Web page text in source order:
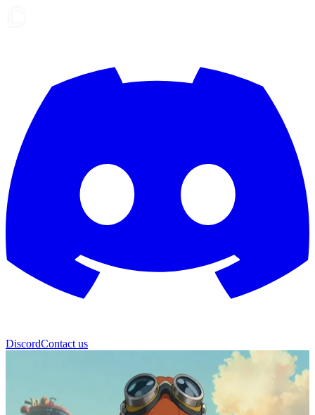
DiscordContact us